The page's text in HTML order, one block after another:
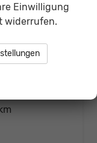
Einwilligung
widerrufen.